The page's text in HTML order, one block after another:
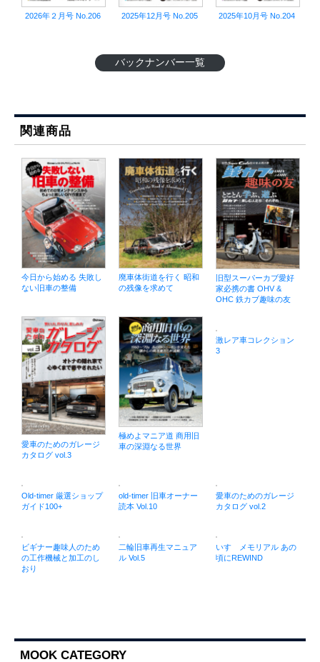
2026年２月号 No.206 2025年12月号 No.205 2025年10月号 No.204
バックナンバー一覧
関連商品
今日から始める 失敗し
ない旧車の整備
廃車体街道を行く 昭和
の残像を求めて
旧型スーパーカブ愛好
家必携の書 OHV &
OHC 鉄カブ趣味の友
愛車のためのガレージ
カタログ vol.3
極めよマニア道 商用旧
車の深淵なる世界
激レア車コレクション
3
Old-timer 厳選ショップ
ガイド100+
old-timer 旧車オーナー
読本 Vol.10
愛車のためのガレージ
カタログ vol.2
ビギナー趣味人のため
の工作機械と加工のし
おり
二輪旧車再生マニュア
ル Vol.5
いすゞメモリアル あの
頃にREWIND
MOOK CATEGORY